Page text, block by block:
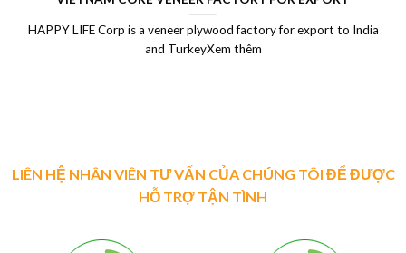
HAPPY LIFE Corp is a veneer plywood factory for export to India
and TurkeyXem thêm
LIÊN HỆ NHÂN VIÊN TƯ VẤN CỦA CHÚNG TÔI ĐỂ ĐƯỢC
HỖ TRỢ TẬN TÌNH